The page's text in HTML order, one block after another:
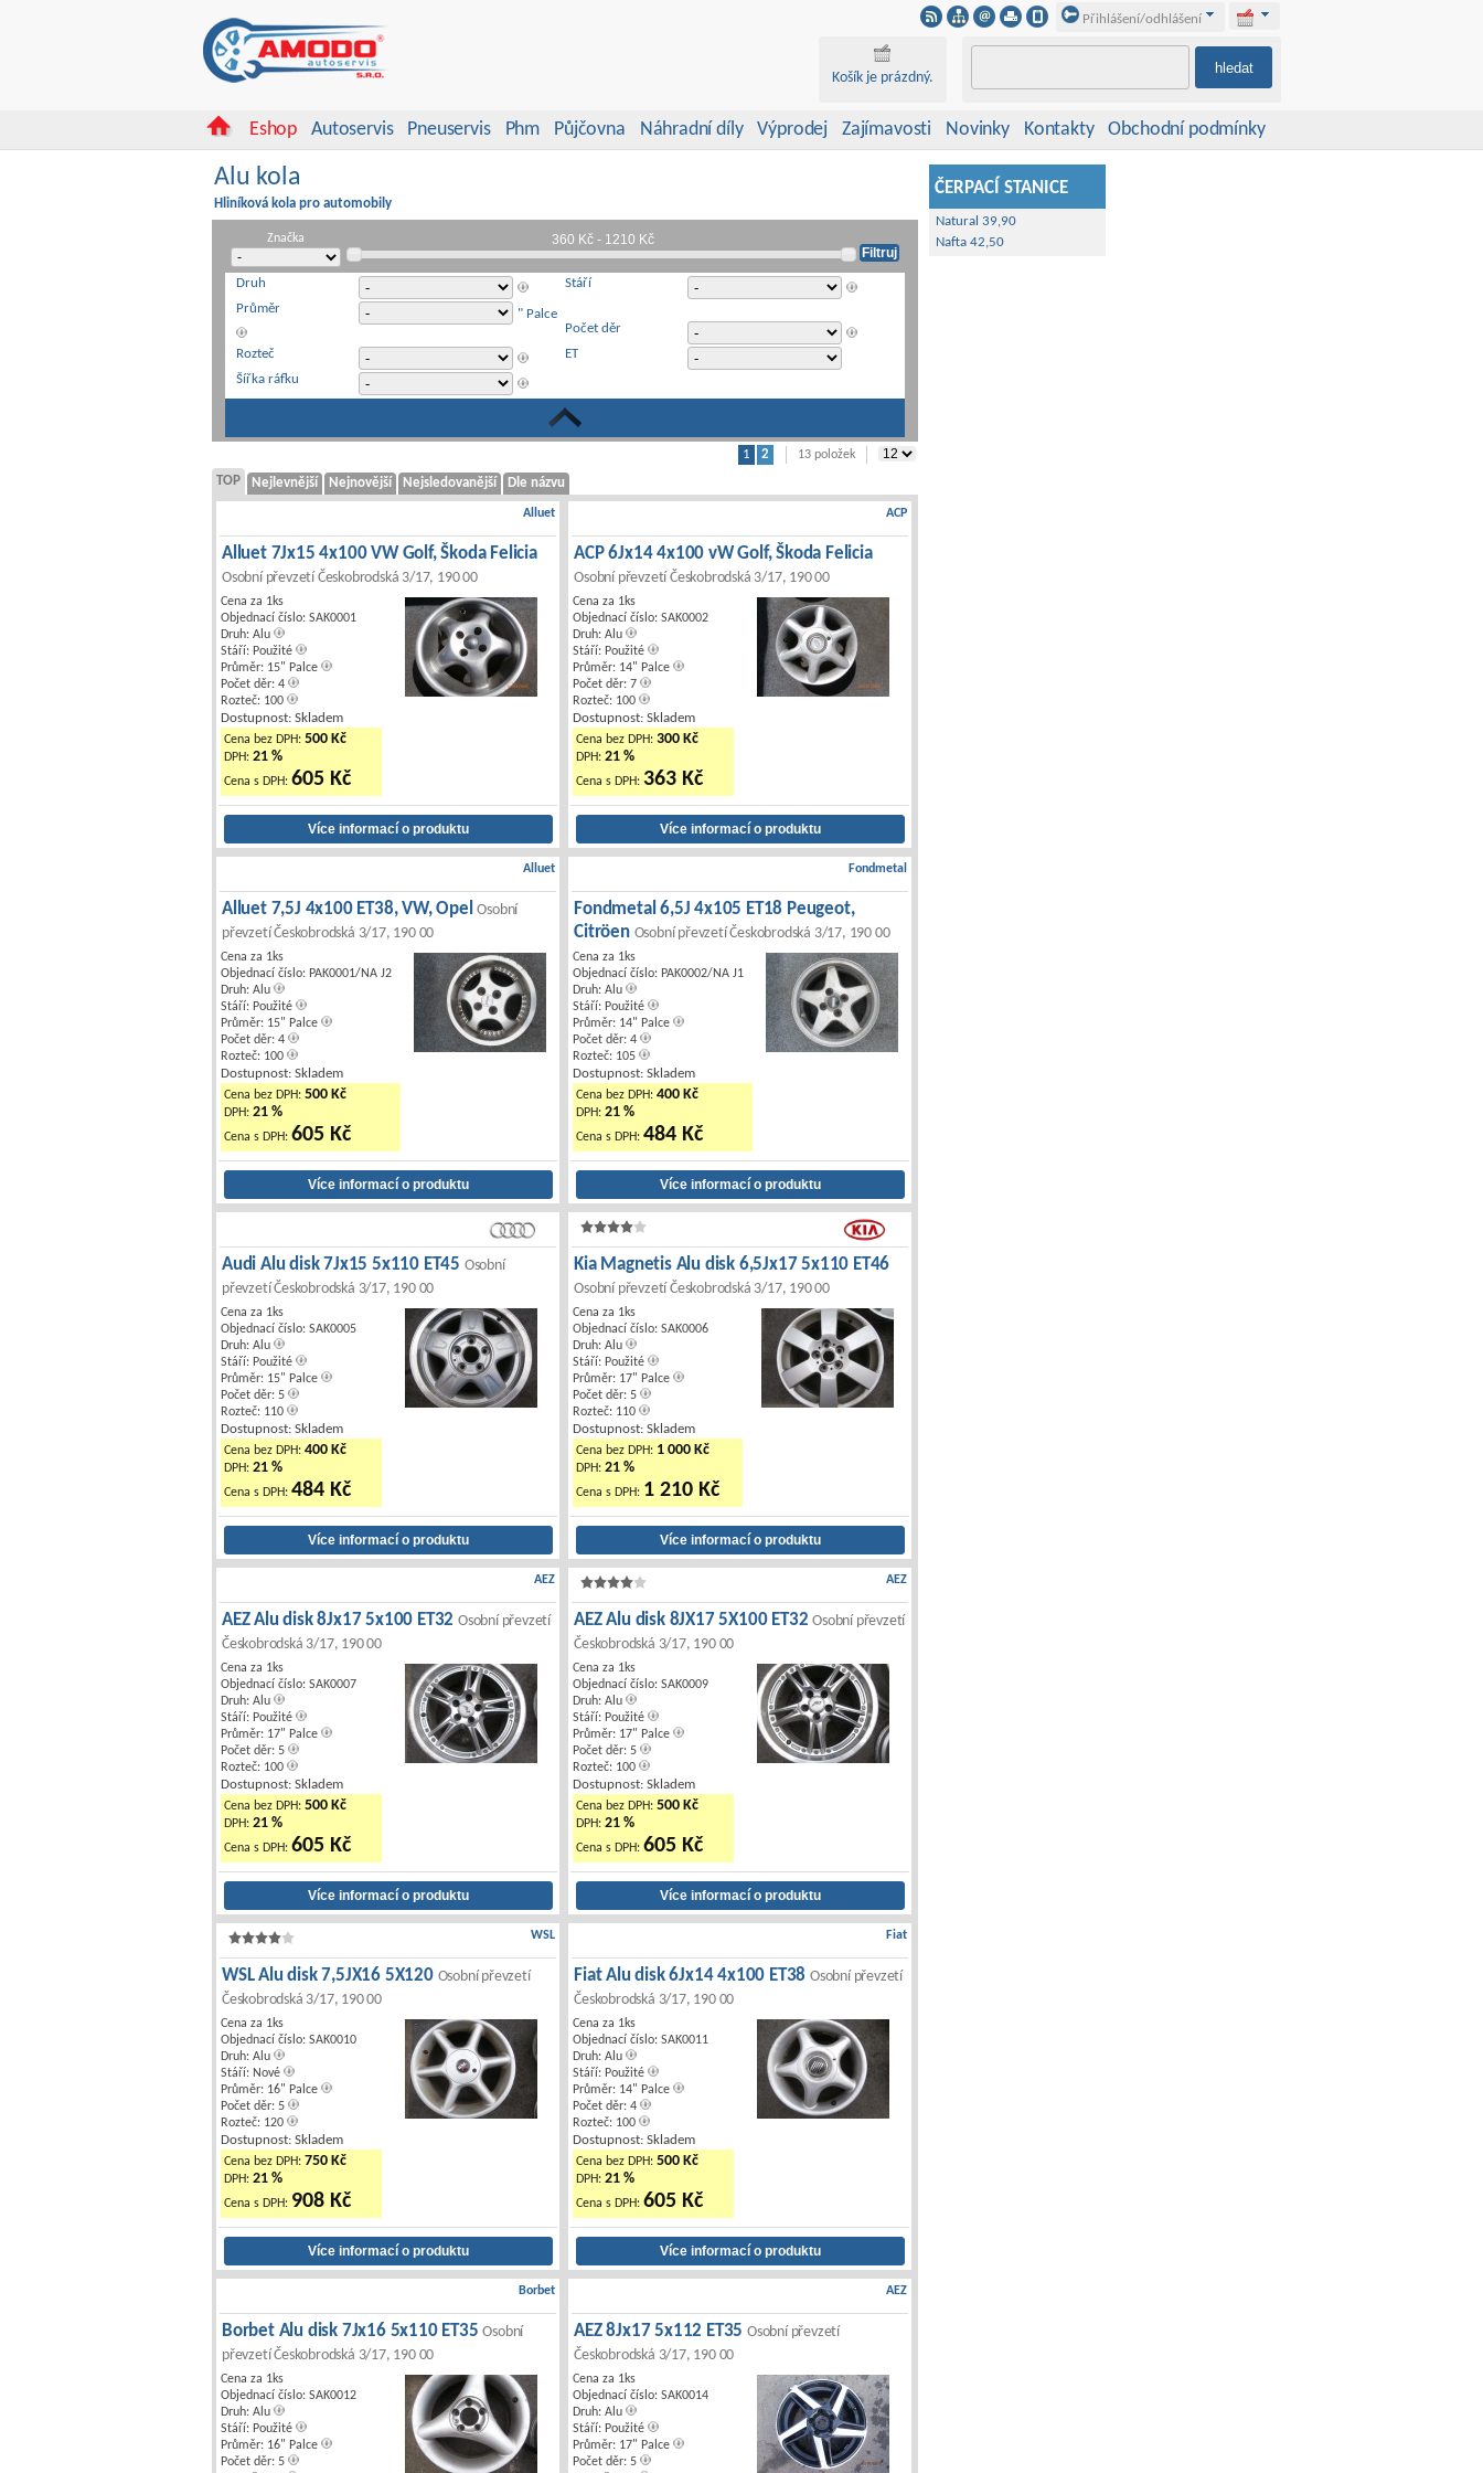
Přihlášení/odhlášení
Košík je prázdný.
Eshop Autoservis Pneuservis Phm Půjčovna Náhradní díly Výprodej Zajímavosti Novinky Kontakty Obchodní podmínky
Alu kola
Hliníková kola pro automobily
Značka
Druh
Stáří
Průměr
" Palce
Počet děr
Rozteč
ET
Šířka ráfku
1 2 13 položek
TOP
Nejlevnější Nejnovější Nejsledovanější Dle názvu
Alluet
Alluet 7Jx15 4x100 VW Golf, Škoda Felicia
Osobní převzetí Českobrodská 3/17, 190 00
Cena za 1ks
Objednací číslo: SAK0001
Druh: Alu
Stáří: Použité
Průměr: 15" Palce
Počet děr: 4
Rozteč: 100
Dostupnost: Skladem
Cena bez DPH: 500 Kč
DPH: 21 %
Cena s DPH: 605 Kč
ACP
ACP 6Jx14 4x100 vW Golf, Škoda Felicia
Osobní převzetí Českobrodská 3/17, 190 00
Cena za 1ks
Objednací číslo: SAK0002
Druh: Alu
Stáří: Použité
Průměr: 14" Palce
Počet děr: 7
Rozteč: 100
Dostupnost: Skladem
Cena bez DPH:300 Kč
DPH:21 %
Cena s DPH: 363 Kč
Alluet
Alluet 7,5J 4x100 ET38, VW, OpelOsobní
převzetí Českobrodská 3/17, 190 00
Cena za 1ks
Objednací číslo: PAK0001/NA J2
Druh: Alu
Stáří: Použité
Průměr: 15" Palce
Počet děr: 4
Rozteč: 100
Dostupnost: Skladem
Cena bez DPH: 500 Kč
DPH: 21 %
Cena s DPH: 605 Kč
Fondmetal
Fondmetal 6,5J 4x105 ET18 Peugeot,
Citröen Osobní převzetí Českobrodská 3/17, 190 00
Cena za 1ks
Objednací číslo: PAK0002/NA J1
Druh: Alu
Stáří: Použité
Průměr: 14" Palce
Počet děr: 4
Rozteč: 105
Dostupnost: Skladem
Cena bez DPH:400 Kč
DPH:21 %
Cena s DPH:484 Kč
Audi Alu disk 7Jx15 5x110 ET45 Osobní
převzetí Českobrodská 3/17, 190 00
Cena za 1ks
Objednací číslo: SAK0005
Druh: Alu
Stáří: Použité
Průměr: 15" Palce
Počet děr: 5
Rozteč: 110
Dostupnost: Skladem
Cena bez DPH: 400 Kč
DPH: 21 %
Cena s DPH: 484 Kč
Kia Magnetis Alu disk 6,5Jx17 5x110 ET46
Osobní převzetí Českobrodská 3/17, 190 00
Cena za 1ks
Objednací číslo: SAK0006
Druh: Alu
Stáří: Použité
Průměr: 17" Palce
Počet děr: 5
Rozteč: 110
Dostupnost: Skladem
Cena bez DPH: 1 000 Kč
DPH:21 %
Cena s DPH: 1 210 Kč
AEZ
AEZ Alu disk 8Jx17 5x100 ET32 Osobní převzetí
Českobrodská 3/17, 190 00
Cena za 1ks
Objednací číslo: SAK0007
Druh: Alu
Stáří: Použité
Průměr: 17" Palce
Počet děr: 5
Rozteč: 100
Dostupnost: Skladem
Cena bez DPH: 500 Kč
DPH: 21 %
Cena s DPH: 605 Kč
AEZ
AEZ Alu disk 8JX17 5X100 ET32Osobní převzetí
Českobrodská 3/17, 190 00
Cena za 1ks
Objednací číslo: SAK0009
Druh: Alu
Stáří: Použité
Průměr: 17" Palce
Počet děr: 5
Rozteč: 100
Dostupnost: Skladem
Cena bez DPH:500 Kč
DPH:21 %
Cena s DPH:605 Kč
WSL
WSL Alu disk 7,5JX16 5X120 Osobní převzetí
Českobrodská 3/17, 190 00
Cena za 1ks
Objednací číslo: SAK0010
Druh: Alu
Stáří: Nové
Průměr: 16" Palce
Počet děr: 5
Rozteč: 120
Dostupnost: Skladem
Cena bez DPH: 750 Kč
DPH: 21 %
Cena s DPH: 908 Kč
Fiat
Fiat Alu disk 6Jx14 4x100 ET38 Osobní převzetí
Českobrodská 3/17, 190 00
Cena za 1ks
Objednací číslo: SAK0011
Druh: Alu
Stáří: Použité
Průměr: 14" Palce
Počet děr: 4
Rozteč: 100
Dostupnost: Skladem
Cena bez DPH:500 Kč
DPH:21 %
Cena s DPH:605 Kč
Borbet
Borbet Alu disk 7Jx16 5x110 ET35Osobní
převzetí Českobrodská 3/17, 190 00
Cena za 1ks
Objednací číslo: SAK0012
Druh: Alu
Stáří: Použité
Průměr: 16" Palce
Počet děr: 5
AEZ
AEZ 8Jx17 5x112 ET35 Osobní převzetí
Českobrodská 3/17, 190 00
Cena za 1ks
Objednací číslo: SAK0014
Druh: Alu
Stáří: Použité
Průměr: 17" Palce
Počet děr: 5
ČERPACÍ STANICE
Natural 39,90
Nafta 42,50